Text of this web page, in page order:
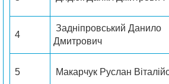
4
Задніпровський Данило
Дмитрович
5 Макарчук Руслан